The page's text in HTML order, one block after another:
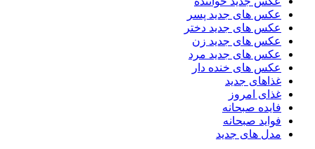
عکس های جدید پسر
عکس های جدید دختر
عکس های جدید زن
عکس های جدید مرد
عکس های خنده دار
غذاهای جدید
غذای امروز
فایده صبحانه
فواید صبحانه
مدل های جدید